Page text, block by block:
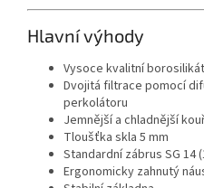
Hlavní výhody
Vysoce kvalitní
Dvojitá filtrace pomocí
perkolátoru
Jemnější a chladnější
Tloušťka skla 5 mm
Standardní zábrus SG 14
Ergonomicky zahnutý